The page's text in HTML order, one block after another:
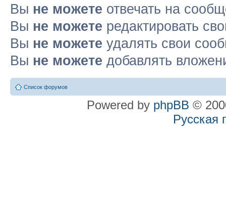
Вы не можете отвечать на
Вы не можете редактировать
Вы не можете удалять свои
Вы не можете добавлять
Список форумов
Powered by phpBB ©
Русская